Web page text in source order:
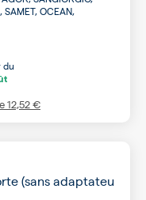
SAMET, OCEAN,
du
12,52 €
(sans adaptateu